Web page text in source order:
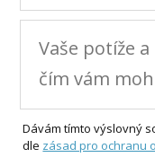
Dávám tímto výslovný
dle zásad pro ochranu